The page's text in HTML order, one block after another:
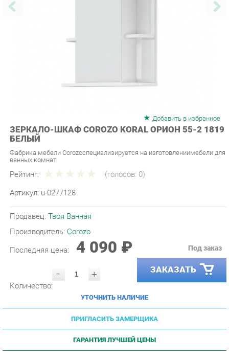
ЗЕРКАЛО-ШКАФ COROZO KORAL ОРИОН 55-2 1819
БЕЛЫЙ
Фабрика мебели Corozoспециализируется на изготовлениимебели для
Рейтинг: (голосов:
Артикул: u-0277128
Продавец:
Производитель: Corozo
Последняя цена: 4 090 ₽
- + ЗАКАЗАТЬ
УТОЧНИТЬ НАЛИЧИЕ
ПРИГЛАСИТЬ ЗАМЕРЩИКА
ГАРАНТИЯ ЛУЧШЕЙ ЦЕНЫ
и до ТК -
бесплатна при заказе от30000 р.